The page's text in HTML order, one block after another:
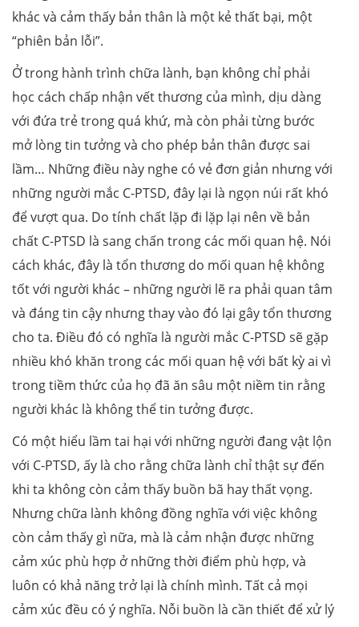
khác và cảm thấy bản thân là một kẻ thất bại, một
“phiên bản lỗi”.
Ở trong hành trình chữa lành, bạn không chỉ phải
học cách chấp nhận vết thương của mình, dịu dàng
với đứa trẻ trong quá khứ, mà còn phải từng bước
mở lòng tin tưởng và cho phép bản thân được sai
lầm… Những điều này nghe có vẻ đơn giản nhưng với
những người mắc C-PTSD, đây lại là ngọn núi rất khó
để vượt qua. Do tính chất lặp đi lặp lại nên về bản
chất C-PTSD là sang chấn trong các mối quan hệ. Nói
cách khác, đây là tổn thương do mối quan hệ không
tốt với người khác – những người lẽ ra phải quan tâm
và đáng tin cậy nhưng thay vào đó lại gây tổn thương
cho ta. Điều đó có nghĩa là người mắc C-PTSD sẽ gặp
nhiều khó khăn trong các mối quan hệ với bất kỳ ai vì
trong tiềm thức của họ đã ăn sâu một niềm tin rằng
người khác là không thể tin tưởng được.
Có một hiểu lầm tai hại với những người đang vật lộn
với C-PTSD, ấy là cho rằng chữa lành chỉ thật sự đến
khi ta không còn cảm thấy buồn bã hay thất vọng.
Nhưng chữa lành không đồng nghĩa với việc không
còn cảm thấy gì nữa, mà là cảm nhận được những
cảm xúc phù hợp ở những thời điểm phù hợp, và
luôn có khả năng trở lại là chính mình. Tất cả mọi
cảm xúc đều có ý nghĩa. Nỗi buồn là cần thiết để xử lý